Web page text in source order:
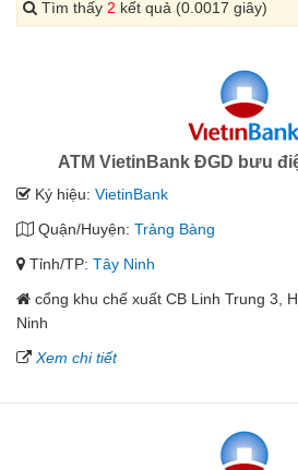
Tìm thấy 2 kết quả (0.0017 giây)
ATM VietinBank ĐGD bưu
Ký hiệu: VietinBank
Quận/Huyện: Trảng Bàng
Tỉnh/TP: Tây Ninh
cổng khu chế xuất CB Linh Trung 3,
Ninh
Xem chi tiết